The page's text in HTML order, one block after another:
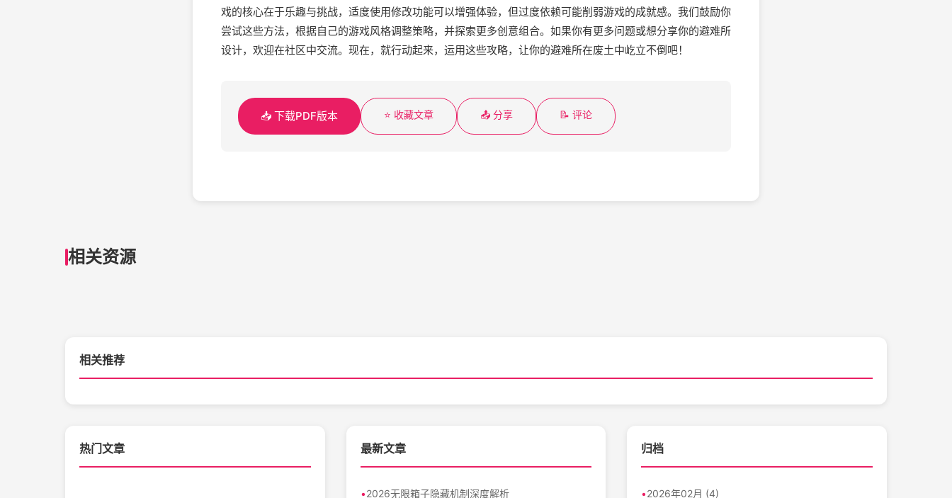
戏的核心在于乐趣与挑战，适度使用修改功能可以增强体验，但过度依赖可能削弱游戏的成就感。我们鼓励你
尝试这些方法，根据自己的游戏风格调整策略，并探索更多创意组合。如果你有更多问题或想分享你的避难所
设计，欢迎在社区中交流。现在，就行动起来，运用这些攻略，让你的避难所在废土中屹立不倒吧！
📥 下载PDF版本 ⭐ 收藏文章 📤 分享 📝 评论
相关资源
相关推荐
热门文章 最新文章
2026无限箱子隐藏机制深度解析
归档
2026年02月 (4)